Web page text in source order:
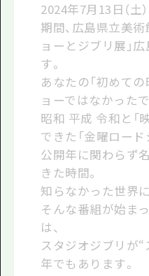
メディア
フォトダ
関連リン
2024年7月13日（土
期間、広島県立美
ョーとジブリ展」
す。
あなたの「初めて
ョーではなかった
昭和 平成 令和と「
できた「金曜ロード
公開年に関わらず
きた時間。
知らなかった世界
そんな番組が始ま
は、
スタジオジブリが
年でもあります。